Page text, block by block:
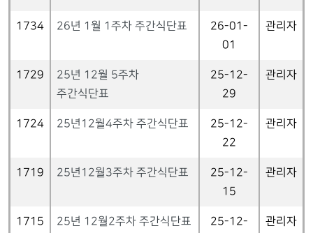
1734 26년 1월 1주차 주간식단표
26-01-
01
관리자
1729
25년 12월 5주차
주간식단표
25-12-
29
관리자
1724 25년12월4주차 주간식단표
25-12-
22
관리자
1719 25년12월3주차 주간식단표
25-12-
15
관리자
1715 25년 12월2주차 주간식단표
25-12-
관리자